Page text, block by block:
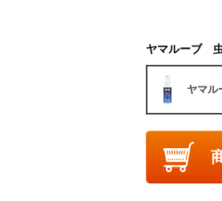
ヤマルーブ
ヤマ